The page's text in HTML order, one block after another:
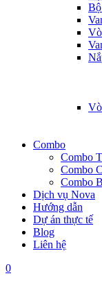
Combo
Combo
Combo
Combo
Dịch vụ Nova
Hướng dẫn
Dự án thực tế
Blog
Liên hệ
0